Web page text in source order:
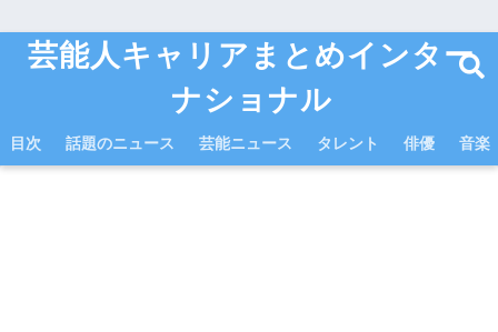
芸能人キャリアまとめインター
ナショナル
目次 話題のニュース 芸能ニュース タレント 俳優 音楽